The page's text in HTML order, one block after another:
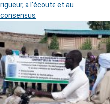
rigueur, à l’écoute et au
consensus